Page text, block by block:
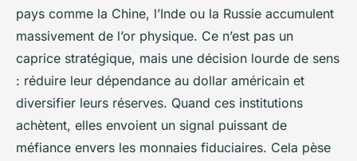
pays comme la Chine, l’Inde ou la Russie accumulent
massivement de l’or physique. Ce n’est pas un
caprice stratégique, mais une décision lourde de sens
: réduire leur dépendance au dollar américain et
diversifier leurs réserves. Quand ces institutions
achètent, elles envoient un signal puissant de
méfiance envers les monnaies fiduciaires. Cela pèse